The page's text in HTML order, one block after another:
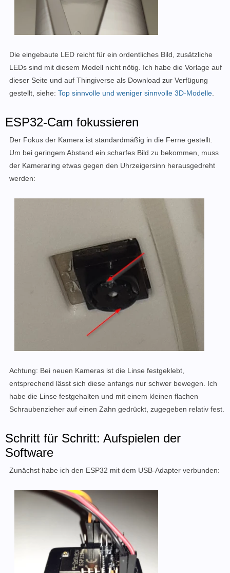
Die eingebaute LED reicht für ein ordentliches Bild, zusätzliche
LEDs sind mit diesem Modell nicht nötig. Ich habe die Vorlage auf
dieser Seite und auf Thingiverse als Download zur Verfügung
gestellt, siehe: Top sinnvolle und weniger sinnvolle 3D-Modelle
ESP32-Cam fokussieren
Der Fokus der Kamera ist standardmäßig in die Ferne gestellt.
Um bei geringem Abstand ein scharfes Bild zu bekommen, muss
der Kameraring etwas gegen den Uhrzeigersinn herausgedreht
werden:
Achtung: Bei neuen Kameras ist die Linse festgeklebt,
entsprechend lässt sich diese anfangs nur schwer bewegen. Ich
habe die Linse festgehalten und mit einem kleinen flachen
Schraubenzieher auf einen Zahn gedrückt, zugegeben relativ fest.
Schritt für Schritt: Aufspielen der
Software
Zunächst habe ich den ESP32 mit dem USB-Adapter verbunden: